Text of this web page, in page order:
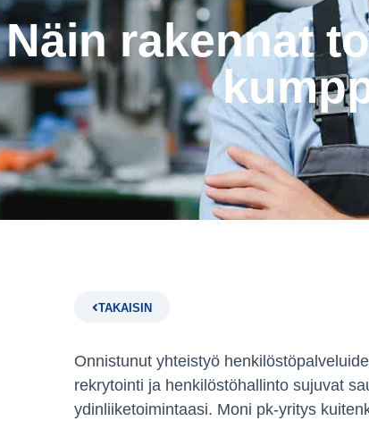
Näin rakennat
TAKAISIN
Onnistunut yhteistyö
rekrytointi ja henkilöstöhallinto sujuvat
ydinliiketoimintaasi. Moni pk-yritys